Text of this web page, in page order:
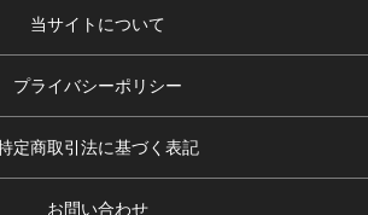
当サイトについて
プライバシーポリシー
定商取引法に基づく表記
お問い合わせ